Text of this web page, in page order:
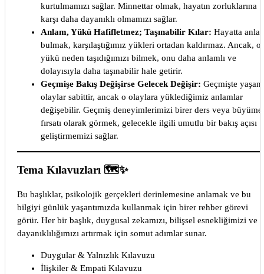
kurtulmamızı sağlar. Minnettar olmak, hayatın zorluklarına
karşı daha dayanıklı olmamızı sağlar.
Anlam, Yükü Hafifletmez; Taşınabilir Kılar: Hayatta
bulmak, karşılaştığımız yükleri ortadan kaldırmaz. Ancak, o
yükü neden taşıdığımızı bilmek, onu daha anlamlı ve
dolayısıyla daha taşınabilir hale getirir.
Geçmişe Bakış Değişirse Gelecek Değişir: Geçmişte
olaylar sabittir, ancak o olaylara yüklediğimiz anlamlar
değişebilir. Geçmiş deneyimlerimizi birer ders veya büyüme
fırsatı olarak görmek, gelecekle ilgili umutlu bir bakış açısı
geliştirmemizi sağlar.
Tema Kılavuzları 🗺️✨
Bu başlıklar, psikolojik gerçekleri derinlemesine anlamak ve bu
bilgiyi günlük yaşantımızda kullanmak için birer rehber görevi
görür. Her bir başlık, duygusal zekamızı, bilişsel esnekliğimizi ve
dayanıklılığımızı artırmak için somut adımlar sunar.
Duygular & Yalnızlık Kılavuzu
İlişkiler & Empati Kılavuzu